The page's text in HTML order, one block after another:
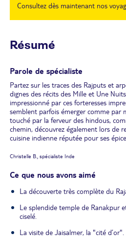
Consultez dès maintenant nos
Résumé
Parole de spécialiste
Partez sur les traces des Rajputs et
dignes des récits des Mille et Une
impressionné par ces forteresses
semblent parfois émerger comme par
touché par la ferveur des hindous,
chemin, découvrez également lors de
cuisine indienne réputée pour ses
Christelle B., spécialiste Inde
Ce que nous avons aimé
La découverte très complète du
Le splendide temple de Ranakpur
ciselé.
La visite de Jaisalmer, la "cité d’or".